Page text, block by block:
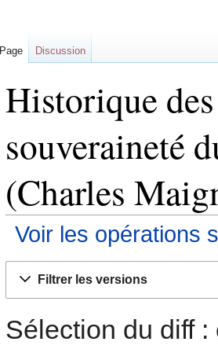
Historique
souveraineté
(Charles
Voir les opérations
navigation
recherche
Filtrer les versions
Sélection du diff
Page Discussion